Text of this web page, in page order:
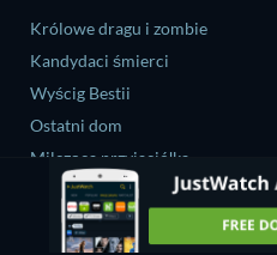
Królowe dragu i zombie
Kandydaci śmierci
Wyścig Bestii
Ostatni dom
Milcząca przyjaciółka